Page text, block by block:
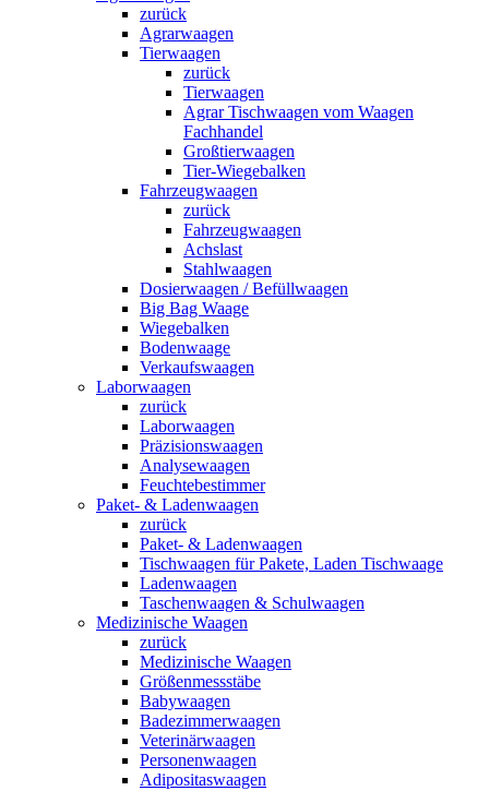
zurück
Agrarwaagen
Tierwaagen
zurück
Tierwaagen
Agrar Tischwaagen vom Waagen
Fachhandel
Großtierwaagen
Tier-Wiegebalken
Fahrzeugwaagen
zurück
Fahrzeugwaagen
Achslast
Stahlwaagen
Dosierwaagen / Befüllwaagen
Big Bag Waage
Wiegebalken
Bodenwaage
Verkaufswaagen
Laborwaagen
zurück
Laborwaagen
Präzisionswaagen
Analysewaagen
Feuchtebestimmer
Paket- & Ladenwaagen
zurück
Paket- & Ladenwaagen
Tischwaagen für Pakete, Laden Tischwaage
Ladenwaagen
Taschenwaagen & Schulwaagen
Medizinische Waagen
zurück
Medizinische Waagen
Größenmessstäbe
Babywaagen
Badezimmerwaagen
Veterinärwaagen
Personenwaagen
Adipositaswaagen